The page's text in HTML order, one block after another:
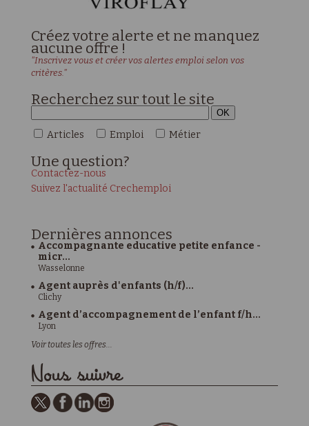
Créez votre alerte et ne manquez
aucune offre !
"Inscrivez vous et créer vos alertes emploi selon vos
critères."
Recherchez sur tout le site
Articles Emploi Métier
Une question?
Contactez-nous
Suivez l'actualité Crechemploi
Dernières annonces
Accompagnante educative petite enfance -
micr...
Wasselonne
Agent auprès d'enfants (h/f)...
Clichy
Agent d’accompagnement de l’enfant f/h...
Lyon
Voir toutes les offres...
Nous suivre